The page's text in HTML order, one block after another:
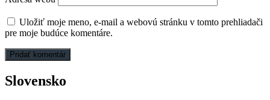
Uložiť moje meno, e-mail a webovú stránku v tomto prehliadači
pre moje budúce komentáre.
Slovensko